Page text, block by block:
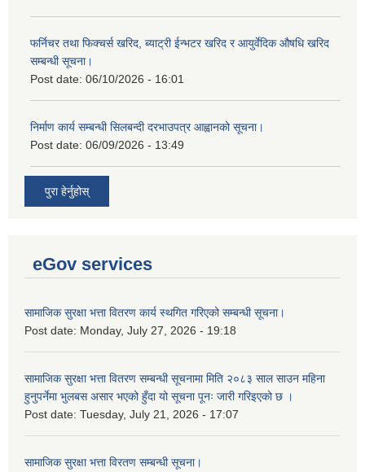
फर्निचर तथा फिक्चर्स खरिद, ब्याट‍्री ईन्भटर खरिद र आयुर्वेदिक औषधि खरिद
सम्बन्धी सूचना।
Post date: 06/10/2026 - 16:01
निर्माण कार्य सम्बन्धी सिलबन्दी दरभाउपत्र आह्वानको सूचना।
Post date: 06/09/2026 - 13:49
पुरा हेर्नुहोस्
eGov services
सामाजिक सुरक्षा भत्ता वितरण कार्य स्थगित गरिएको सम्बन्धी सूचना।
Post date: Monday, July 27, 2026 - 19:18
सामाजिक सुरक्षा भत्ता वितरण सम्बन्धी सूचनामा मिति २०८३ साल साउन महिना
हुनुपर्नेमा भुलबस असार भएको हुँदा यो सूचना पूनः जारी गरिइएको छ ।
Post date: Tuesday, July 21, 2026 - 17:07
सामाजिक सुरक्षा भत्ता विरतण सम्बन्धी सूचना।